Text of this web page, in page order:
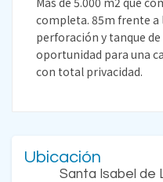
completa. 85m frente a
perforación y tanque
oportunidad para una
con total privacidad.
Ubicación
Santa Isabel de